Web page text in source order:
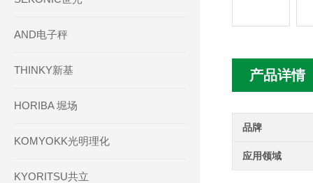
产品详情
品牌
应用领域
AND电子秤
THINKY新基
HORIBA 堀场
KOMYOKK光明理化
KYORITSU共立